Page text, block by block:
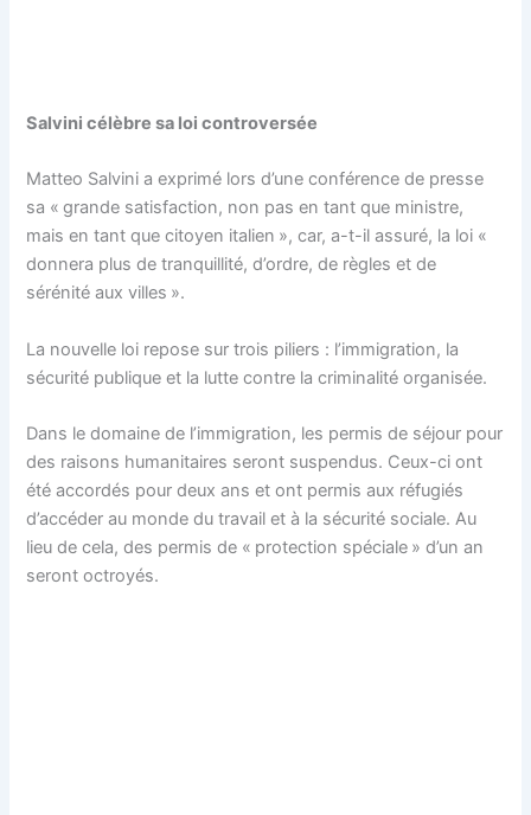
Salvini célèbre sa loi controversée
Matteo Salvini a exprimé lors d’une conférence de presse
sa « grande satisfaction, non pas en tant que ministre,
mais en tant que citoyen italien », car, a-t-il assuré, la loi «
donnera plus de tranquillité, d’ordre, de règles et de
sérénité aux villes ».
La nouvelle loi repose sur trois piliers : l’immigration, la
sécurité publique et la lutte contre la criminalité organisée.
Dans le domaine de l’immigration, les permis de séjour pour
des raisons humanitaires seront suspendus. Ceux-ci ont
été accordés pour deux ans et ont permis aux réfugiés
d’accéder au monde du travail et à la sécurité sociale. Au
lieu de cela, des permis de « protection spéciale » d’un an
seront octroyés.